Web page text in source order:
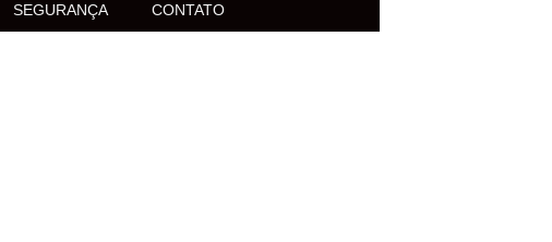
SEGURANÇA CONTATO